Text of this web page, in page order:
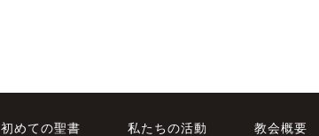
初めての聖書 私たちの活動 教会概要